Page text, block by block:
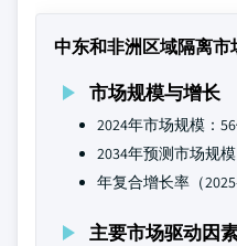
中东和非洲区域隔离市
市场规模与增长
2024年市场规模：
2034年预测市场规
年复合增长率（
主要市场驱动因